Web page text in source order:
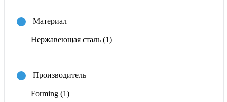
Материал
Нержавеющая сталь (1)
Производитель
Forming (1)